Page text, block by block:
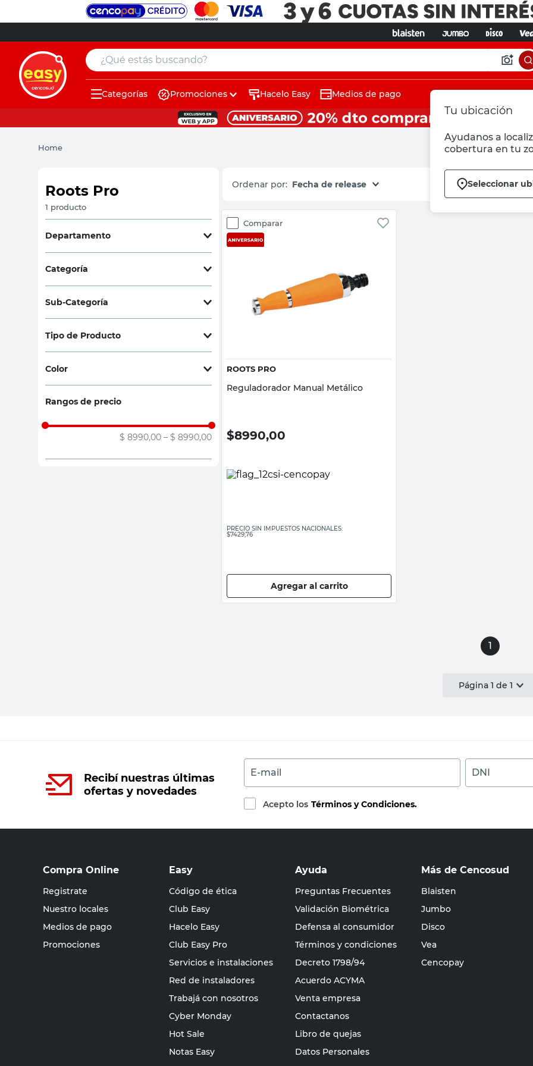
¿Qué estás buscando?
Tu ubicación
Ayudanos a
cobertura en tu
Seleccionar
Categorías Promociones Hacelo Easy Medios de pago
Home
Roots Pro
1 producto
Departamento
Categoría
Sub-Categoría
Tipo de Producto
Color
Rangos de precio
$ 8990,00 – $ 8990,00
Fecha de release
Comparar
ROOTS PRO
Reguladorador Manual Metálico
$8990,00
PRECIO SIN IMPUESTOS NACIONALES:
$7429,76
Agregar al carrito
1
Página 1 de 1
Recibí nuestras últimas
ofertas y novedades
E-mail DNI
Acepto los Términos y Condiciones.
Compra Online
Registrate
Nuestro locales
Medios de pago
Promociones
Easy
Código de ética
Club Easy
Hacelo Easy
Club Easy Pro
Servicios e instalaciones
Red de instaladores
Trabajá con nosotros
Cyber Monday
Hot Sale
Notas Easy
Ayuda
Preguntas Frecuentes
Validación Biométrica
Defensa al consumidor
Términos y condiciones
Decreto 1798/94
Acuerdo ACYMA
Venta empresa
Contactanos
Libro de quejas
Datos Personales
Más de Cencosud
Blaisten
Jumbo
Disco
Vea
Cencopay
muebles
espejo